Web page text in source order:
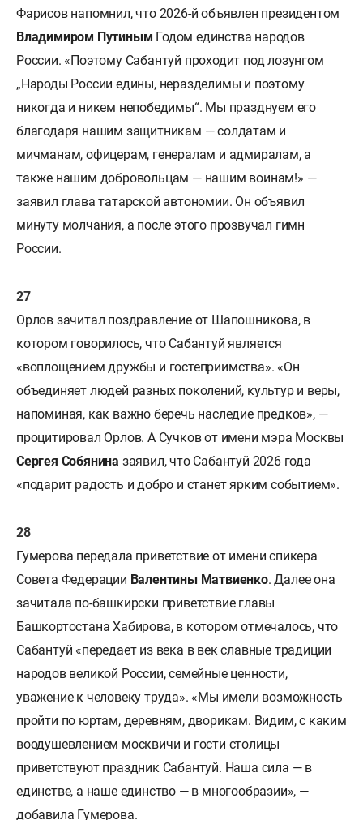
Фарисов напомнил, что 2026-й объявлен президентом
Владимиром Путиным Годом единства народов
России. «Поэтому Сабантуй проходит под лозунгом
„Народы России едины, неразделимы и поэтому
никогда и никем непобедимы“. Мы празднуем его
благодаря нашим защитникам — солдатам и
мичманам, офицерам, генералам и адмиралам, а
также нашим добровольцам — нашим воинам!» —
заявил глава татарской автономии. Он объявил
минуту молчания, а после этого прозвучал гимн
России.
Орлов зачитал поздравление от Шапошникова, в
котором говорилось, что Сабантуй является
«воплощением дружбы и гостеприимства». «Он
объединяет людей разных поколений, культур и веры,
напоминая, как важно беречь наследие предков», —
процитировал Орлов. А Сучков от имени мэра Москвы
Сергея Собянина заявил, что Сабантуй 2026 года
«подарит радость и добро и станет ярким событием».
Гумерова передала приветствие от имени спикера
Совета Федерации Валентины Матвиенко. Далее она
зачитала по-башкирски приветствие главы
Башкортостана Хабирова, в котором отмечалось, что
Сабантуй «передает из века в век славные традиции
народов великой России, семейные ценности,
уважение к человеку труда». «Мы имели возможность
пройти по юртам, деревням, дворикам. Видим, с каким
воодушевлением москвичи и гости столицы
приветствуют праздник Сабантуй. Наша сила — в
единстве, а наше единство — в многообразии», —
добавила Гумерова.